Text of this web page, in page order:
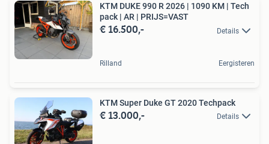
KTM DUKE 990 R 2026 | 1090 KM | Tech
pack | AR | PRIJS=VAST
€ 16.500,- Details
Rilland Eergisteren
KTM Super Duke GT 2020 Techpack
€ 13.000,- Details